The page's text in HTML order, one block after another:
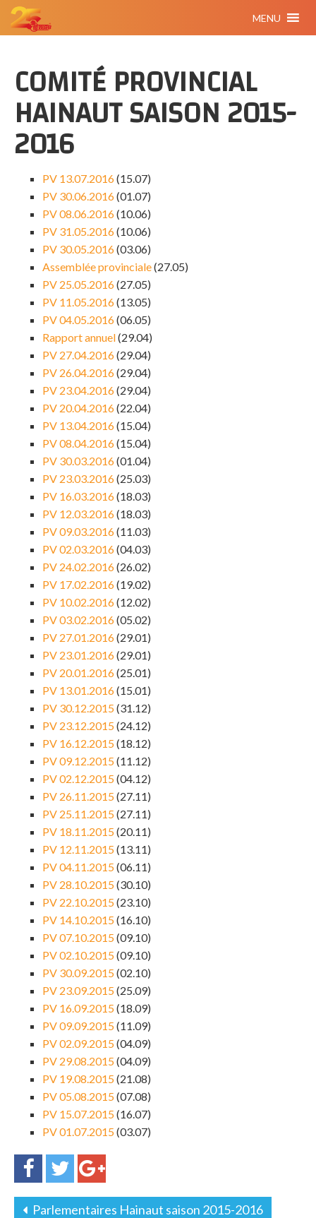
MENU
COMITÉ PROVINCIAL
HAINAUT SAISON 2015-
2016
PV 13.07.2016(15.07)
PV 30.06.2016(01.07)
PV 08.06.2016(10.06)
PV 31.05.2016(10.06)
PV 30.05.2016(03.06)
Assemblée provinciale(27.05)
PV 25.05.2016(27.05)
PV 11.05.2016(13.05)
PV 04.05.2016(06.05)
Rapport annuel(29.04)
PV 27.04.2016(29.04)
PV 26.04.2016(29.04)
PV 23.04.2016(29.04)
PV 20.04.2016(22.04)
PV 13.04.2016(15.04)
PV 08.04.2016(15.04)
PV 30.03.2016(01.04)
PV 23.03.2016(25.03)
PV 16.03.2016(18.03)
PV 12.03.2016(18.03)
PV 09.03.2016(11.03)
PV 02.03.2016(04.03)
PV 24.02.2016(26.02)
PV 17.02.2016(19.02)
PV 10.02.2016(12.02)
PV 03.02.2016(05.02)
PV 27.01.2016(29.01)
PV 23.01.2016(29.01)
PV 20.01.2016(25.01)
PV 13.01.2016(15.01)
PV 30.12.2015(31.12)
PV 23.12.2015(24.12)
PV 16.12.2015(18.12)
PV 09.12.2015(11.12)
PV 02.12.2015(04.12)
PV 26.11.2015(27.11)
PV 25.11.2015(27.11)
PV 18.11.2015(20.11)
PV 12.11.2015(13.11)
PV 04.11.2015(06.11)
PV 28.10.2015(30.10)
PV 22.10.2015(23.10)
PV 14.10.2015(16.10)
PV 07.10.2015(09.10)
PV 02.10.2015(09.10)
PV 30.09.2015(02.10)
PV 23.09.2015(25.09)
PV 16.09.2015(18.09)
PV 09.09.2015(11.09)
PV 02.09.2015(04.09)
PV 29.08.2015(04.09)
PV 19.08.2015(21.08)
PV 05.08.2015(07.08)
PV 15.07.2015(16.07)
PV 01.07.2015(03.07)
Parlementaires Hainaut saison 2015-2016